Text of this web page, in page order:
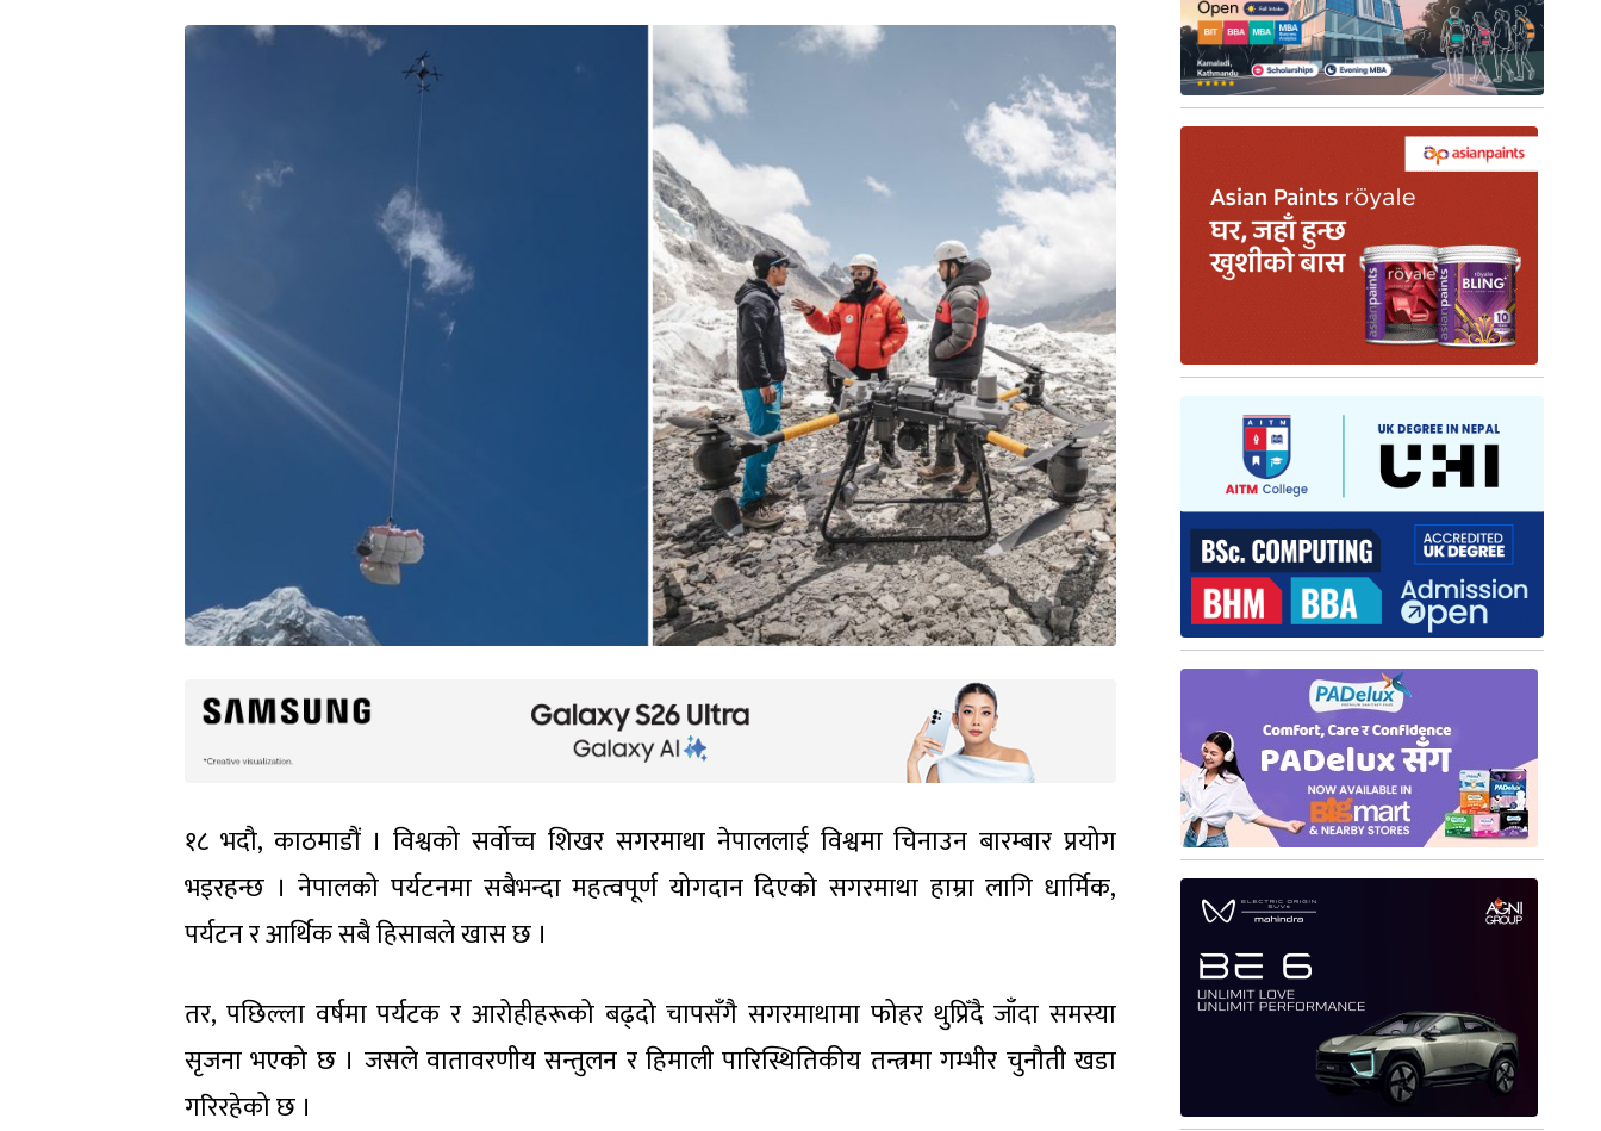
१८ भदौ, काठमाडौं । विश्वको सर्वोच्च शिखर सगरमाथा नेपाललाई विश्वमा चिनाउन बारम्बार प्रयोग
भइरहन्छ । नेपालको पर्यटनमा सबैभन्दा महत्वपूर्ण योगदान दिएको सगरमाथा हाम्रा लागि धार्मिक,
पर्यटन र आर्थिक सबै हिसाबले खास छ ।
तर, पछिल्ला वर्षमा पर्यटक र आरोहीहरूको बढ्दो चापसँगै सगरमाथामा फोहर थुप्रिँदै जाँदा समस्या
सृजना भएको छ । जसले वातावरणीय सन्तुलन र हिमाली पारिस्थितिकीय तन्त्रमा गम्भीर चुनौती खडा
गरिरहेको छ ।